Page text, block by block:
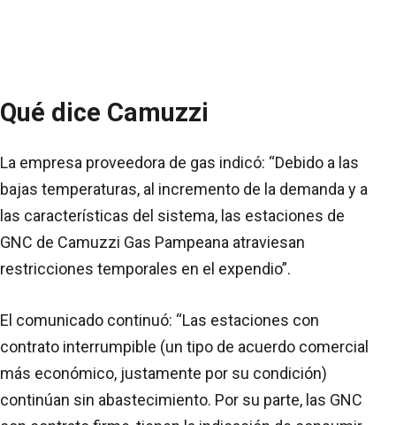
Qué dice Camuzzi
La empresa proveedora de gas indicó: “Debido a las
bajas temperaturas, al incremento de la demanda y a
las características del sistema, las estaciones de
GNC de Camuzzi Gas Pampeana atraviesan
restricciones temporales en el expendio”.
El comunicado continuó: “Las estaciones con
contrato interrumpible (un tipo de acuerdo comercial
más económico, justamente por su condición)
continúan sin abastecimiento. Por su parte, las GNC